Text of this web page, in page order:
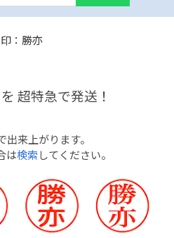
：勝亦
超特急で発送！
出来上がります。
は検索してください。